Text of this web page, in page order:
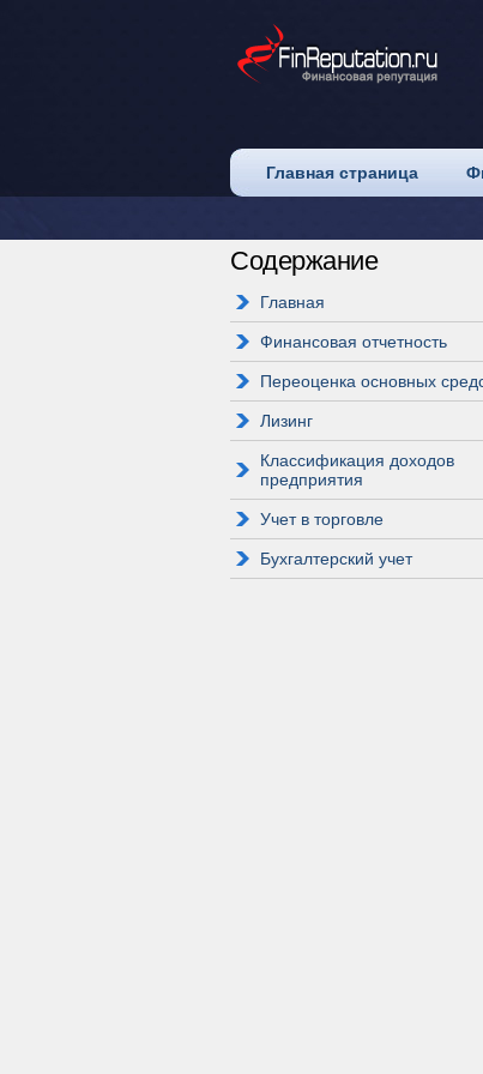
Главная страница
Содержание
Главная
Финансовая отчетность
Переоценка основных
Лизинг
Классификация доходов
предприятия
Учет в торговле
Бухгалтерский учет